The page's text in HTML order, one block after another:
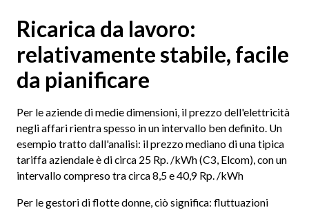
Ricarica da lavoro:
relativamente stabile, facile
da pianificare
Per le aziende di medie dimensioni, il prezzo dell'elettricità
negli affari rientra spesso in un intervallo ben definito. Un
esempio tratto dall'analisi: il prezzo mediano di una tipica
tariffa aziendale è di circa 25 Rp. /kWh (C3, Elcom), con un
intervallo compreso tra circa 8,5 e 40,9 Rp. /kWh
Per le gestori di flotte donne, ciò significa: fluttuazioni